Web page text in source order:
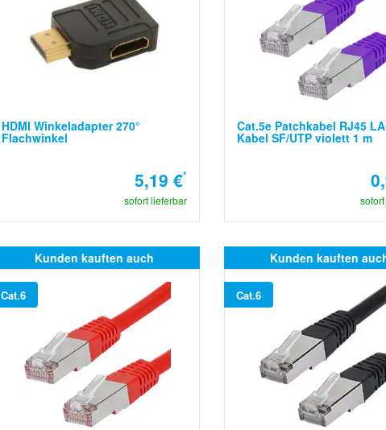
HDMI Winkeladapter 270°
Flachwinkel
5,19 €*
sofort lieferbar
Cat.5e Patchkabel RJ45
Kabel SF/UTP violett 1 m
Kunden kauften auch
Cat.6
Kunden kauften
Cat.6